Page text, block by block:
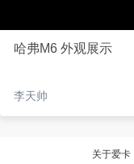
哈弗M6 外观展示
李天帅
关于爱卡